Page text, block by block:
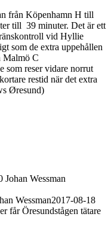
från Köpenhamn H till
till 39 minuter. Det är ett
vid Hyllie
som de extra uppehållen
Malmö C
som reser vidare norrut
restid när det extra
Øresund)
Johan Wessman
Wessman2017-08-18
får Öresundstågen tätare